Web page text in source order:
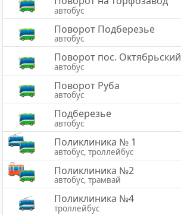
автобус
Поворот Подберезье
автобус
Поворот пос. Октябрьский
автобус
Поворот Руба
автобус
Подберезье
автобус
Поликлиника № 1
автобус, троллейбус
Поликлиника №2
автобус, трамвай
Поликлиника №4
троллейбус